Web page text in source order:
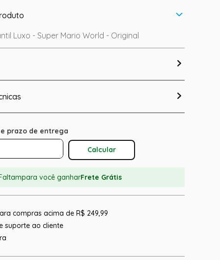
Luxo - Super Mario World - Original
Calcular O Frete
para você ganharFrete Grátis
compras acima de R$ 249,99
suporte ao cliente